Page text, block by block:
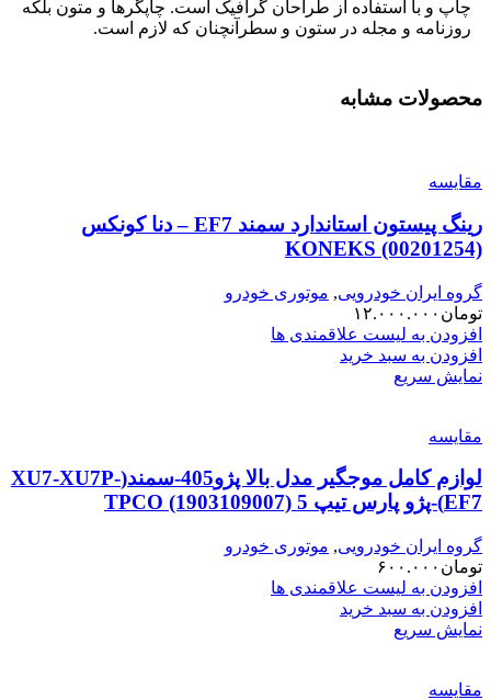
چاپ و با استفاده از طراحان گرافیک است. چاپگرها و متون بلکه
روزنامه و مجله در ستون و سطرآنچنان که لازم است.
محصولات مشابه
مقایسه
رینگ پیستون استاندارد سمند EF7 – دنا کونکس
KONEKS (00201254)
گروه ایران خودرویی, موتوری خودرو
تومان ۱۲.۰۰۰.۰۰۰
افزودن به لیست علاقمندی ها
افزودن به سبد خرید
نمایش سریع
مقایسه
لوازم کامل موجگیر مدل بالا پژو405-سمند(XU7-XU7P-
EF7)-پژو پارس تیپ 5 TPCO (1903109007)
گروه ایران خودرویی, موتوری خودرو
تومان ۶۰۰.۰۰۰
افزودن به لیست علاقمندی ها
افزودن به سبد خرید
نمایش سریع
مقایسه